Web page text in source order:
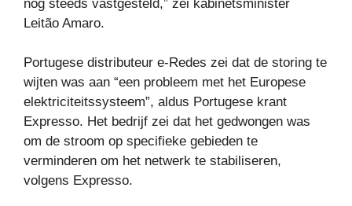
nog steeds vastgesteld,” zei kabinetsminister
Leitão Amaro.
Portugese distributeur e-Redes zei dat de storing te
wijten was aan “een probleem met het Europese
elektriciteitssysteem”, aldus Portugese krant
Expresso. Het bedrijf zei dat het gedwongen was
om de stroom op specifieke gebieden te
verminderen om het netwerk te stabiliseren,
volgens Expresso.